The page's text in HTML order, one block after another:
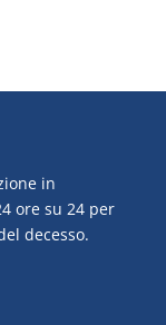
in
ore su 24 per
decesso.